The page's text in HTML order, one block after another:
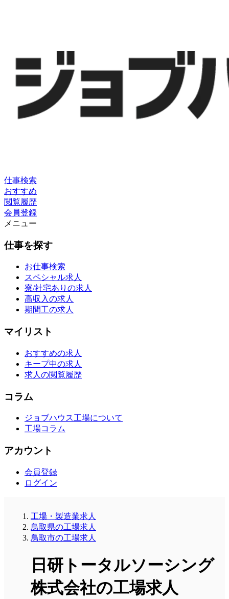
仕事検索
おすすめ
閲覧履歴
会員登録
メニュー
仕事を探す
お仕事検索
スペシャル求人
寮/社宅ありの求人
高収入の求人
期間工の求人
マイリスト
おすすめの求人
キープ中の求人
求人の閲覧履歴
コラム
ジョブハウス工場について
工場コラム
アカウント
会員登録
ログイン
工場・製造業求人
鳥取県の工場求人
鳥取市の工場求人
日研トータルソーシング
株式会社の工場求人